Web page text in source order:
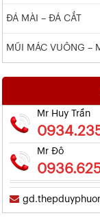
ĐÁ MÀI – ĐÁ CẮT
MŨI MÁC VUÔNG –
Mr Huy Trần
Mr Đô